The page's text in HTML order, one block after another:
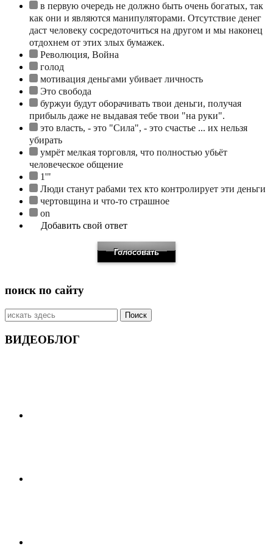
в первую очередь не должно быть очень богатых, так
как они и являются манипуляторами. Отсутствие денег
даст человеку сосредоточиться на другом и мы наконец
отдохнем от этих злых бумажек.
Революция, Война
голод
мотивация деньгами убивает личность
Это свобода
буржуи будут оборачивать твои деньги, получая
прибыль даже не выдавая тебе твои "на руки".
это власть, - это "Сила", - это счастье ... их нельзя
убирать
умрёт мелкая торговля, что полностью убьёт
человеческое общение
1'"
Люди станут рабами тех кто контролирует эти деньги
чертовщина и что-то страшное
on
Добавить свой ответ
поиск по сайту
Искать:
ВИДЕОБЛОГ